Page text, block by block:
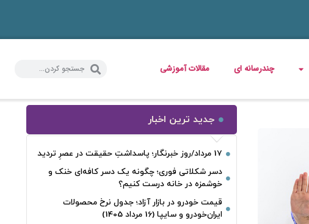
چندرسانه ای مقالات آموزشی
جدید ترین اخبار
17 مرداد/روز خبرنگار؛ پاسداشتِ حقیقت در عصرِ تردید
دسر شکلاتی فوری؛ چگونه یک دسر کافه‌ای خنک و
خوشمزه در خانه درست کنیم؟
قیمت خودرو در بازار آزاد؛ جدول نرخ محصولات
ایران‌خودرو و سایپا (16 مرداد 1405)